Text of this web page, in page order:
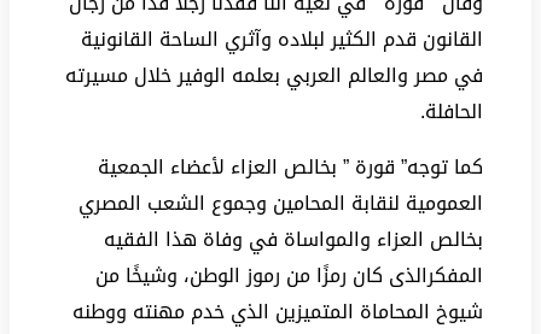
القانون قدم الكثير لبلاده وآثري الساحة القانونية
في مصر والعالم العربي بعلمه الوفير خلال مسيرته
الحافلة.
كما توجه” قورة ” بخالص العزاء لأعضاء الجمعية
العمومية لنقابة المحامين وجموع الشعب المصري
بخالص العزاء والمواساة في وفاة هذا الفقيه
المفكرالذى كان رمزًا من رموز الوطن، وشيخًا من
شيوخ المحاماة المتميزين الذي خدم مهنته ووطنه